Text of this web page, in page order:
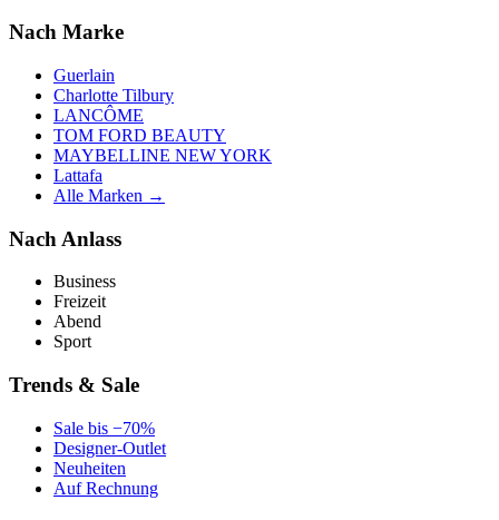
Nach Marke
Guerlain
Charlotte Tilbury
LANCÔME
TOM FORD BEAUTY
MAYBELLINE NEW YORK
Lattafa
Alle Marken →
Nach Anlass
Business
Freizeit
Abend
Sport
Trends & Sale
Sale bis −70%
Designer-Outlet
Neuheiten
Auf Rechnung